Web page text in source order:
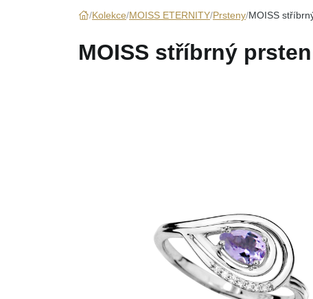
Kolekce MOISS ETERNITY Prsteny MOISS
MOISS stříbrný